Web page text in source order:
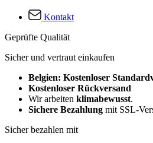
Kontakt
Geprüfte Qualität
Sicher und vertraut einkaufen
Belgien: Kostenloser
Kostenloser Rückversand
Wir arbeiten klimabewusst.
Sichere Bezahlung mit SSL-
Sicher bezahlen mit